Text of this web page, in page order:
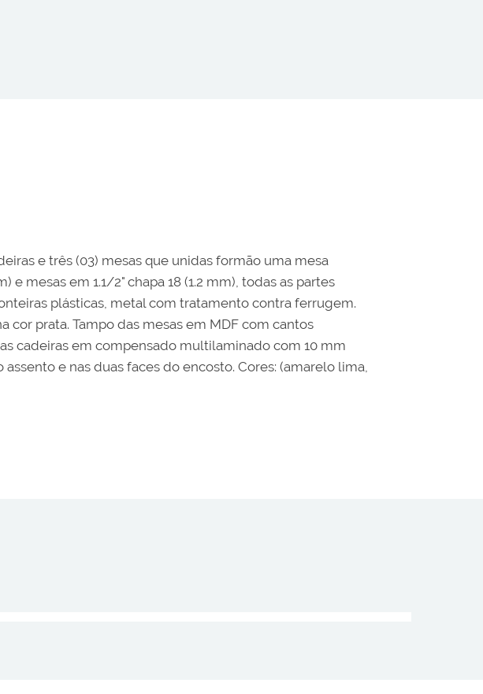
e três (03) mesas que unidas formão uma mesa
mesas em 1.1/2" chapa 18 (1.2 mm), todas as partes
plásticas, metal com tratamento contra ferrugem.
cor prata. Tampo das mesas em MDF com cantos
cadeiras em compensado multilaminado com 10 mm
e nas duas faces do encosto. Cores: (amarelo lima,